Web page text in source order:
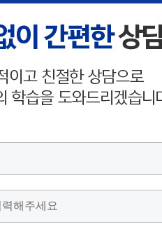
방법
득방법
학사